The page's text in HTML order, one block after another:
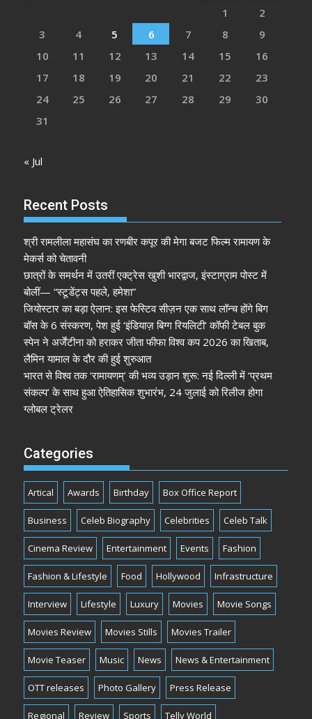
1
2
3
4 5 6 7 8
9
10
11 12 13 14 15
16
17
18 19 20 21 22
23
24
25 26 27 28 29
30
31
« Jul
Recent Posts
श्री रामलीला महासंघ का रणबीर कपूर की मेगा बजट फिल्म रामायण के
मेकर्स को चेतावनी
छात्रों के समर्थन में उतरीं एक्ट्रेस खुशी भारद्वाज, इंस्टाग्राम पोस्ट में
बोलीं— “स्टूडेंट्स पहले, हमेशा”
जियोस्टार का बड़ा ऐलान: इस फेस्टिव सीज़न एक साथ लॉन्च होंगे बिग
बॉस के 6 संस्करण, पेश हुई ‘इंडियाज़ बिग्ग रियलिटी’ कॉफी टेबल बुक
स्पेन ने अर्जेंटीना को हराकर जीता फीफा विश्व कप 2026 का खिताब,
लैमिन यामाल के दौर की हुई शुरुआत
भारत से विश्व तक ‘रामायणम्’ की भव्य उड़ान शुरू: नई दिल्ली में ‘प्रथम
संकल्प’ के साथ हुआ ऐतिहासिक शुभारंभ, 24 जुलाई को रिलीज होगा
ग्लोबल ट्रेलर
Categories
Artical Awards Birthday Box Office Report
Business Celeb Biography Celebrities Celeb Talk
Cinema Review Entertainment Events Fashion
Fashion & Lifestyle Food Hollywood Infrastructure
Interview Lifestyle Luxury Movies Movie Songs
Movies Review Movies Stills Movies Trailer
Movie Teaser Music News News & Entertainment
OTT releases Photo Gallery Press Release
Regional Review Sports Telly World